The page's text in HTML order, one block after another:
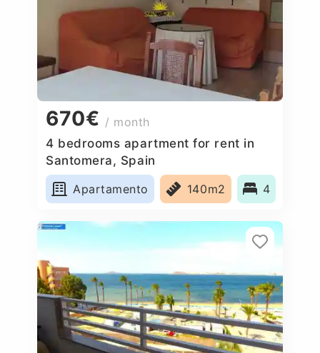
670€ / month
4 bedrooms apartment for rent in
Santomera, Spain
Apartamento
140m2 4